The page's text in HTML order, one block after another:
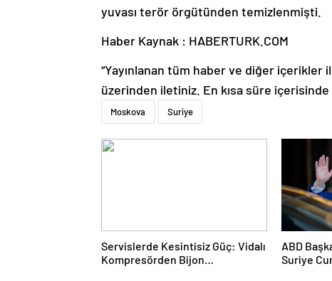
yuvası terör örgütünden temizlenmişti.
Haber Kaynak : HABERTURK.COM
“Yayınlanan tüm haber ve diğer
üzerinden iletiniz. En kısa süre
Moskova Suriye
Servislerde Kesintisiz Güç: Vidalı
Kompresörden Bijon
ABD
Suriye